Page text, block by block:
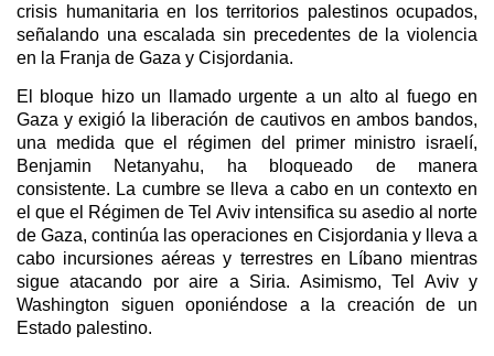
crisis humanitaria en los territorios palestinos ocupados,
señalando una escalada sin precedentes de la violencia
en la Franja de Gaza y Cisjordania.
El bloque hizo un llamado urgente a un alto al fuego en
Gaza y exigió la liberación de cautivos en ambos bandos,
una medida que el régimen del primer ministro israelí,
Benjamin Netanyahu, ha bloqueado de manera
consistente. La cumbre se lleva a cabo en un contexto en
el que el Régimen de Tel Aviv intensifica su asedio al norte
de Gaza, continúa las operaciones en Cisjordania y lleva a
cabo incursiones aéreas y terrestres en Líbano mientras
sigue atacando por aire a Siria. Asimismo, Tel Aviv y
Washington siguen oponiéndose a la creación de un
Estado palestino.